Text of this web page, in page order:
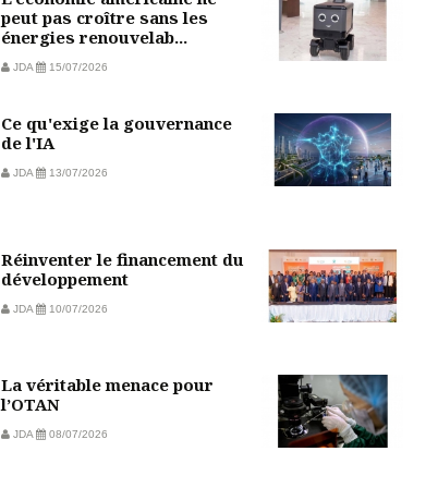
peut pas croître sans les
énergies renouvelab...
JDA 15/07/2026
Ce qu'exige la gouvernance
de l'IA
JDA 13/07/2026
Réinventer le financement du
développement
JDA 10/07/2026
La véritable menace pour
l’OTAN
JDA 08/07/2026